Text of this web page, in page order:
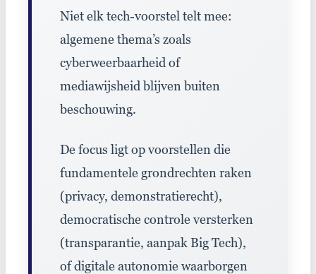
Niet elk tech-voorstel telt mee:
algemene thema’s zoals
cyberweerbaarheid of
mediawijsheid blijven buiten
beschouwing.
Defocus ligt op voorstellen die
fundamentele grondrechten raken
(privacy, demonstratierecht),
democratische controleversterken
(transparantie, aanpak BigTech),
ofdigitale autonomiewaarborgen